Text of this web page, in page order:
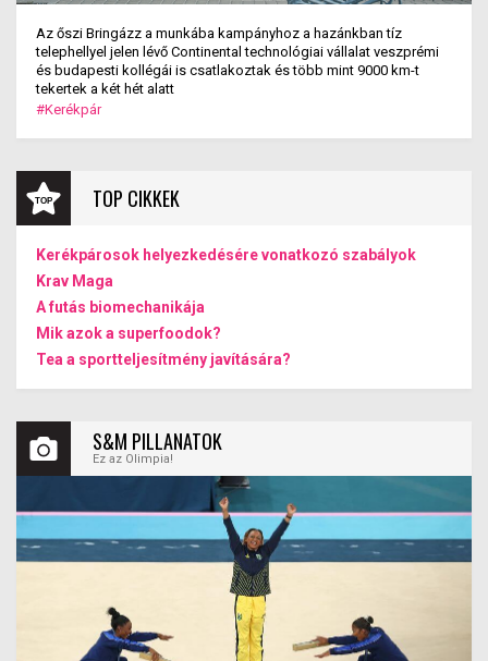
Az őszi Bringázz a munkába kampányhoz a hazánkban tíz
telephellyel jelen lévő Continental technológiai vállalat veszprémi
és budapesti kollégái is csatlakoztak és több mint 9000 km-t
tekertek a két hét alatt
#Kerékpár
TOP CIKKEK
Kerékpárosok helyezkedésére vonatkozó szabályok
Krav Maga
A futás biomechanikája
Mik azok a superfoodok?
Tea a sportteljesítmény javítására?
S&M PILLANATOK
Ez az Olimpia!